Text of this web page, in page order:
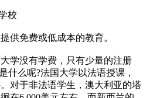
校
供免费或低成本的教育。
学没有学费，只有少量的注册
什么呢?法国大学以法语授课，
对于非法语学生，澳大利亚的塔